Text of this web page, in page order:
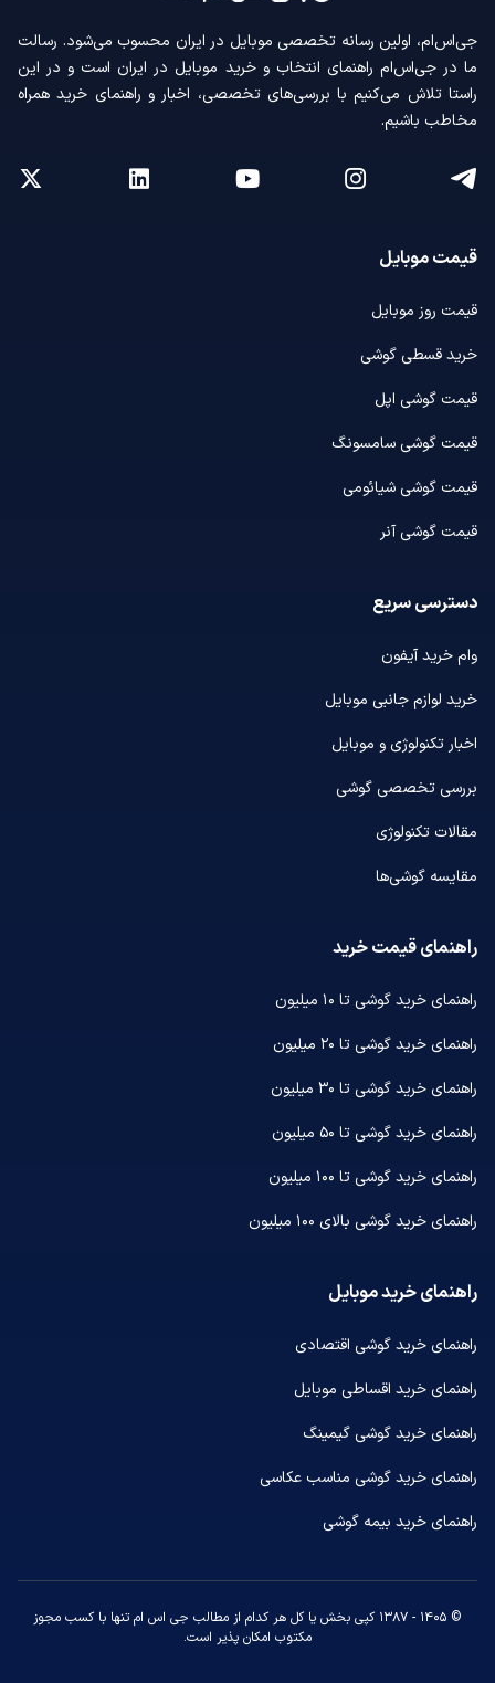
جی‌اس‌ام، اولین رسانه‌ تخصصی موبایل در ایران محسوب می‌شود. رسالت
ما در جی‌اس‌ام راهنمای انتخاب و خرید موبایل در ایران است و در این
راستا تلاش می‌کنیم با بررسی‌های تخصصی، اخبار و راهنمای خرید همراه
مخاطب باشیم.
قیمت موبایل
قیمت روز موبایل
خرید قسطی گوشی
قیمت گوشی اپل
قیمت گوشی سامسونگ
قیمت گوشی شیائومی
قیمت گوشی آنر
دسترسی سریع
وام خرید آیفون
خرید لوازم جانبی موبایل
اخبار تکنولوژی و موبایل
بررسی تخصصی گوشی
مقالات تکنولوژی
مقایسه گوشی‌ها
راهنمای قیمت خرید
راهنمای خرید گوشی تا ۱۰ میلیون
راهنمای خرید گوشی تا ۲۰ میلیون
راهنمای خرید گوشی تا ۳۰ میلیون
راهنمای خرید گوشی تا ۵۰ میلیون
راهنمای خرید گوشی تا ۱۰۰ میلیون
راهنمای خرید گوشی بالای ۱۰۰ میلیون
راهنمای خرید موبایل
راهنمای خرید گوشی اقتصادی
راهنمای خرید اقساطی موبایل
راهنمای خرید گوشی گیمینگ
راهنمای خرید گوشی مناسب عکاسی
راهنمای خرید بیمه گوشی
© ۱۴۰۵ - ۱۳۸۷ کپی بخش یا کل هر کدام از مطالب جی اس ام تنها با کسب مجوز
مکتوب امکان پذیر است.